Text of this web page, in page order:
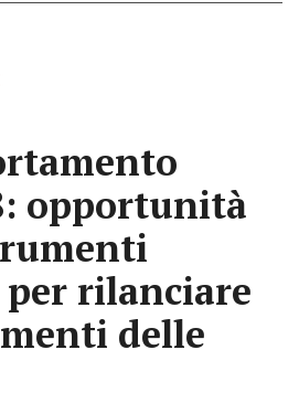
opportunità
rilanciare
delle